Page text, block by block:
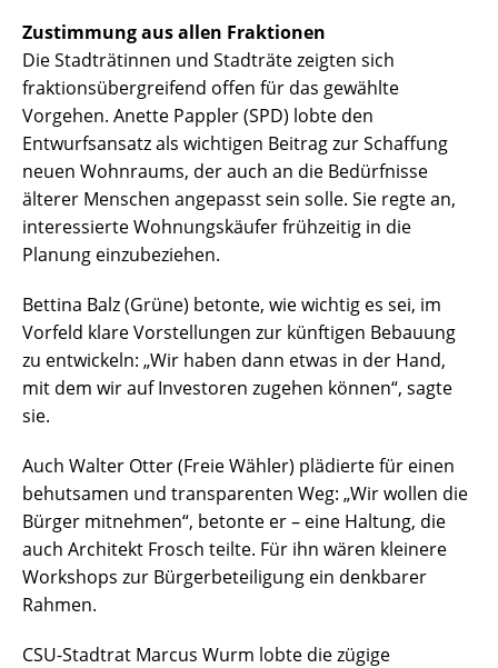
Zustimmung aus allen Fraktionen
Die Stadträtinnen und Stadträte zeigten sich
fraktionsübergreifend offen für das gewählte
Vorgehen. Anette Pappler (SPD) lobte den
Entwurfsansatz als wichtigen Beitrag zur Schaffung
neuen Wohnraums, der auch an die Bedürfnisse
älterer Menschen angepasst sein solle. Sie regte an,
interessierte Wohnungskäufer frühzeitig in die
Planung einzubeziehen.
Bettina Balz (Grüne) betonte, wie wichtig es sei, im
Vorfeld klare Vorstellungen zur künftigen Bebauung
zu entwickeln: „Wir haben dann etwas in der Hand,
mit dem wir auf Investoren zugehen können“, sagte
sie.
Auch Walter Otter (Freie Wähler) plädierte für einen
behutsamen und transparenten Weg: „Wir wollen die
Bürger mitnehmen“, betonte er – eine Haltung, die
auch Architekt Frosch teilte. Für ihn wären kleinere
Workshops zur Bürgerbeteiligung ein denkbarer
Rahmen.
CSU-Stadtrat Marcus Wurm lobte die zügige